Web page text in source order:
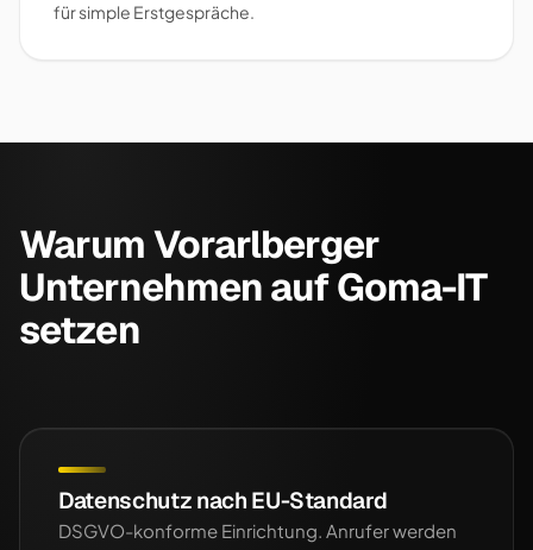
für simple Erstgespräche.
Warum Vorarlberger
Unternehmen auf Goma-IT
setzen
Datenschutz nach EU-Standard
DSGVO-konforme Einrichtung. Anrufer werden